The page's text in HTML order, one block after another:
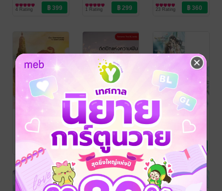
Harmonicas
นิยายวาย Boy
Love / Yaoi
4 Rating
Harmonicas
นิยายวาย Boy
Love / Yaoi
1 Rating
Phoenix
Harmonicas
นิยายวาย Boy
Love / Yaoi
23 Rating
คุณยักษ์เจ้าขา
i.harmonicas
/ I-
Harmonicas
นิยายวาย Boy
Love / Yaoi
ติดปีกแห่งความ
ฝัน (Wind
beneath my
wing)
i.harmonicas
/ I-
Harmonicas
นิยายวาย Boy
Love / Yaoi
3 Rating
SET เลอสรวง
เหนือสมุทร
i.harmonicas/ I-
Harmonicas
นิยายวาย Boy
Love / Yaoi
3 Rating